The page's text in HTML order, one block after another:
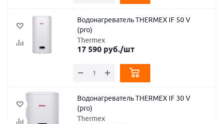
Водонагреватель THERMEX IF 50 V
(pro)
Thermex
17 590руб./шт
Водонагреватель THERMEX IF 30 V
(pro)
Thermex